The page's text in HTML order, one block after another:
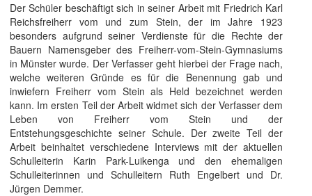
Der Schüler beschäftigt sich in seiner Arbeit mit Friedrich Karl
Reichsfreiherr vom und zum Stein, der im Jahre 1923
besonders aufgrund seiner Verdienste für die Rechte der
Bauern Namensgeber des Freiherr-vom-Stein-Gymnasiums
in Münster wurde. Der Verfasser geht hierbei der Frage nach,
welche weiteren Gründe es für die Benennung gab und
inwiefern Freiherr vom Stein als Held bezeichnet werden
kann. Im ersten Teil der Arbeit widmet sich der Verfasser dem
Leben von Freiherr vom Stein und der
Entstehungsgeschichte seiner Schule. Der zweite Teil der
Arbeit beinhaltet verschiedene Interviews mit der aktuellen
Schulleiterin Karin Park-Luikenga und den ehemaligen
Schulleiterinnen und Schulleitern Ruth Engelbert und Dr.
Jürgen Demmer.